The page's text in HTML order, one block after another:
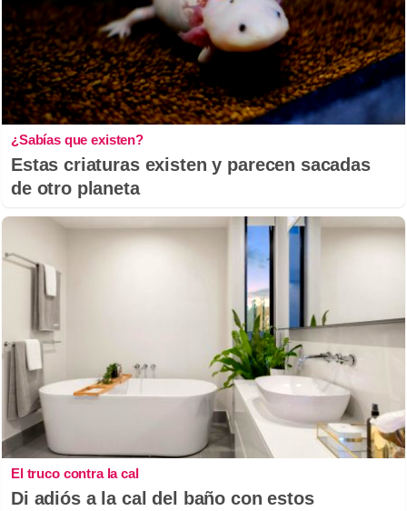
¿Sabías que existen?
Estas criaturas existen y parecen sacadas
de otro planeta
El truco contra la cal
Di adiós a la cal del baño con estos